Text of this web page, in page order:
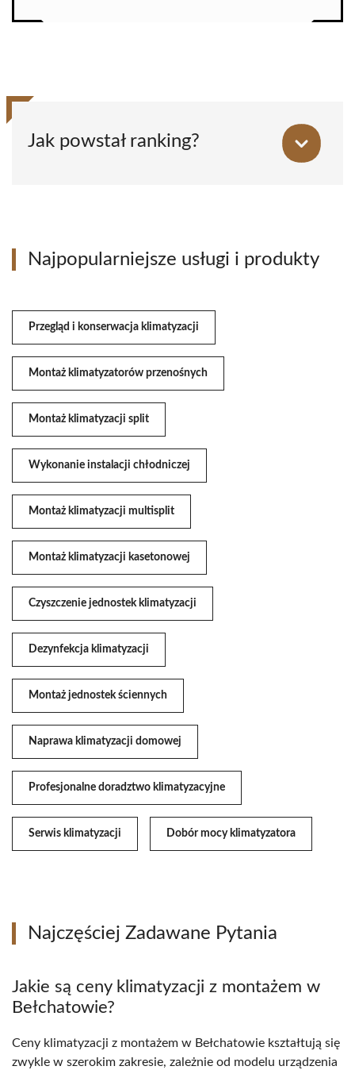
Jak powstał ranking?
Najpopularniejsze usługi i produkty
Przegląd i konserwacja klimatyzacji
Montaż klimatyzatorów przenośnych
Montaż klimatyzacji split
Wykonanie instalacji chłodniczej
Montaż klimatyzacji multisplit
Montaż klimatyzacji kasetonowej
Czyszczenie jednostek klimatyzacji
Dezynfekcja klimatyzacji
Montaż jednostek ściennych
Naprawa klimatyzacji domowej
Profesjonalne doradztwo klimatyzacyjne
Serwis klimatyzacji Dobór mocy klimatyzatora
Najczęściej Zadawane Pytania
Jakie są ceny klimatyzacji z montażem w
Bełchatowie?
Ceny klimatyzacji z montażem w Bełchatowie kształtują się
zwykle w szerokim zakresie, zależnie od modelu urządzenia